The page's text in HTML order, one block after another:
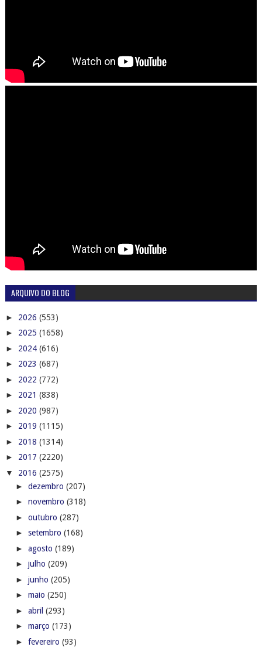
ARQUIVO DO BLOG
► 2026 (553)
► 2025 (1658)
► 2024 (616)
► 2023 (687)
► 2022 (772)
► 2021 (838)
► 2020 (987)
► 2019 (1115)
► 2018 (1314)
► 2017 (2220)
▼ 2016 (2575)
► dezembro (207)
► novembro (318)
► outubro (287)
► setembro (168)
► agosto (189)
► julho (209)
► junho (205)
► maio (250)
► abril (293)
► março (173)
► fevereiro (93)